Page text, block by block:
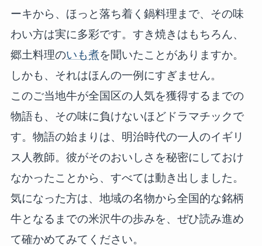
ーキから、ほっと落ち着く鍋料理まで、その味
わい方は実に多彩です。すき焼きはもちろん、
郷土料理のいも煮を聞いたことがありますか。
しかも、それはほんの一例にすぎません。
このご当地牛が全国区の人気を獲得するまでの
物語も、その味に負けないほどドラマチックで
す。物語の始まりは、明治時代の一人のイギリ
ス人教師。彼がそのおいしさを秘密にしておけ
なかったことから、すべては動き出しました。
気になった方は、地域の名物から全国的な銘柄
牛となるまでの米沢牛の歩みを、ぜひ読み進め
て確かめてみてください。